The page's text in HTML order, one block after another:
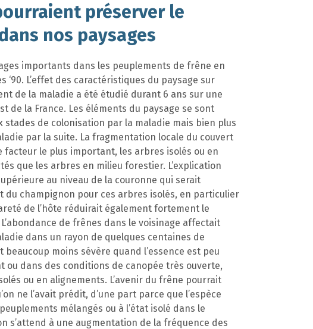
préserver le
nos paysages
importants dans les peuplements de frêne en
‘90. L’effet des caractéristiques du paysage sur
de la maladie a été étudié durant 6 ans sur une
de la France. Les éléments du paysage se sont
de colonisation par la maladie mais bien plus
par la suite. La fragmentation locale du couvert
facteur le plus important, les arbres isolés ou en
que les arbres en milieu forestier. L’explication
au niveau de la couronne qui serait
du champignon pour ces arbres isolés, en particulier
de l’hôte réduirait également fortement le
de frênes dans le voisinage affectait
dans un rayon de quelques centaines de
moins sévère quand l’essence est peu
ou dans des conditions de canopée très ouverte,
ou en alignements. L’avenir du frêne pourrait
ne l’avait prédit, d’une part parce que l’espèce
mélangés ou à l’état isolé dans le
s’attend à une augmentation de la fréquence des